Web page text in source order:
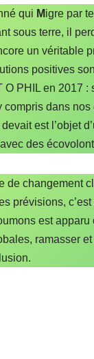
qui Migre par
sous terre, il
un véritable
positives
PHIL en 2017 :
dans
est l’objet
des
changement
prévisions,
est
ramasser